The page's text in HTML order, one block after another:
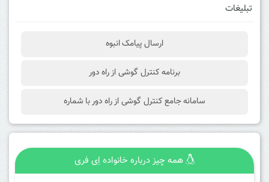
تبلیغات
ارسال پیامک انبوه
برنامه کنترل گوشی از راه دور
سامانه جامع کنترل گوشی از راه دور با شماره
همه چیز درباره خانواده اِی فری